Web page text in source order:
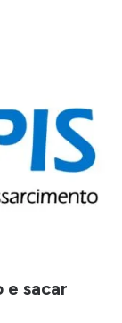
e sacar